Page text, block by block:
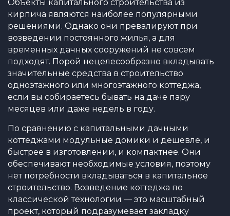
Объекты капитального строительства из
кирпича являются наиболее популярными
решениями. Однако они превалируют при
возведении постоянного жилья, а для
временных дачных сооружений не совсем
подходят. Порой нецелесообразно вкладывать
значительные средства в строительство
одноэтажного или многоэтажного коттеджа,
если вы собираетесь бывать на даче пару
месяцев или даже недель в году.
По сравнению с капитальными дачными
коттеджами модульные домики и дешевле, и
быстрее в изготовлении, и компактнее. Они
обеспечивают необходимые условия, поэтому
нет потребности вкладываться в капитальное
строительство. Возведение коттеджа по
классической технологии — это масштабный
проект, который подразумевает закладку